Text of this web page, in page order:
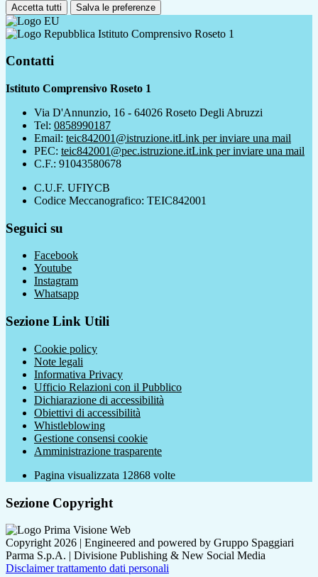
Accetta tutti Salva le preferenze
Istituto Comprensivo Roseto 1
Contatti
Istituto Comprensivo Roseto 1
Via D'Annunzio, 16 - 64026 Roseto Degli Abruzzi
Tel: 0858990187
Email: teic842001@istruzione.itLink per inviare una mail
PEC: teic842001@pec.istruzione.itLink per inviare una mail
C.F.: 91043580678
C.U.F. UFIYCB
Codice Meccanografico: TEIC842001
Seguici su
Facebook
Youtube
Instagram
Whatsapp
Sezione Link Utili
Cookie policy
Note legali
Informativa Privacy
Ufficio Relazioni con il Pubblico
Dichiarazione di accessibilità
Obiettivi di accessibilità
Whistleblowing
Gestione consensi cookie
Amministrazione trasparente
Pagina visualizzata 12868 volte
Sezione Copyright
Copyright 2026 | Engineered and powered by Gruppo Spaggiari
Parma S.p.A. | Divisione Publishing & New Social Media
Disclaimer trattamento dati personali